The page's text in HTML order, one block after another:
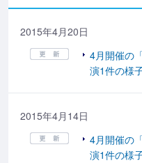
2015年4月20日
4月開催の
演1件の様
2015年4月14日
4月開催の
演1件の様